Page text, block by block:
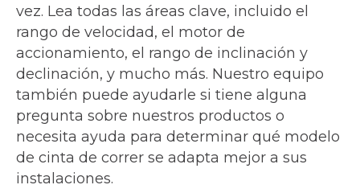
vez. Lea todas las áreas clave, incluido el
rango de velocidad, el motor de
accionamiento, el rango de inclinación y
declinación, y mucho más. Nuestro equipo
también puede ayudarle si tiene alguna
pregunta sobre nuestros productos o
necesita ayuda para determinar qué modelo
de cinta de correr se adapta mejor a sus
instalaciones.